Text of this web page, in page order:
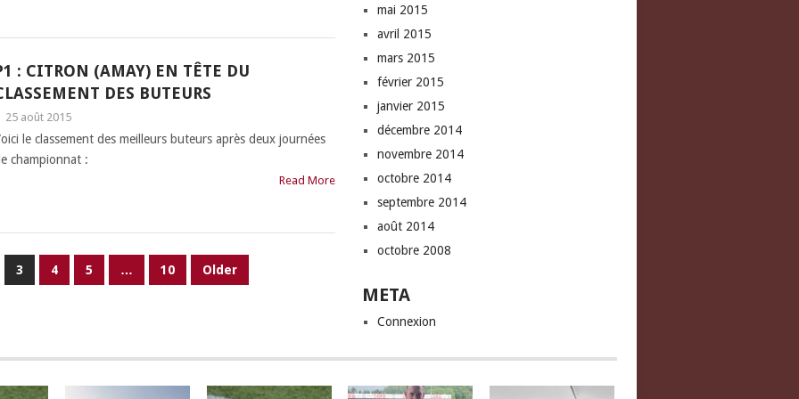
: CITRON (AMAY) EN TÊTE DU
DES BUTEURS
25 août 2015
le classement des meilleurs buteurs après deux journées
championnat :
Read More
3 4 5 … 10 Older
mai 2015
avril 2015
mars 2015
février 2015
janvier 2015
décembre 2014
novembre 2014
octobre 2014
septembre 2014
août 2014
octobre 2008
META
Connexion